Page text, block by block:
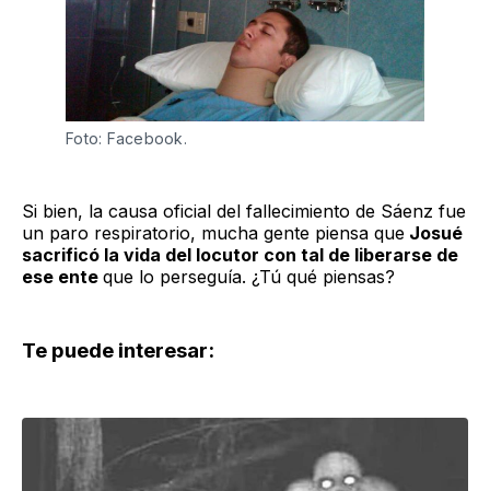
Foto: Facebook.
Si bien, la causa oficial del fallecimiento de Sáenz fue
un paro respiratorio, mucha gente piensa que Josué
sacrificó la vida del locutor con tal de liberarse de
ese ente que lo perseguía. ¿Tú qué piensas?
Te puede interesar: